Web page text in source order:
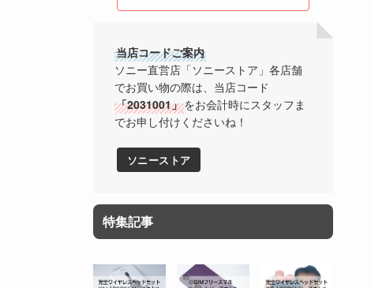
当店コードご案内
ソニー直営店「ソニーストア」各店舗
でお買い物の際は、当店コード
「2031001」をお会計時にスタッフま
でお申し付けくださいね！
ソニーストア
特集記事